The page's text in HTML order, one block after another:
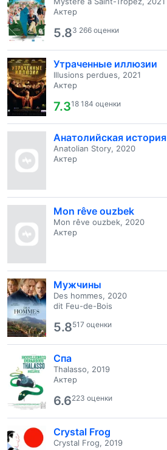
Актер
5.83 266 оценки
Утраченные иллюзии
Illusions perdues, 2021
Актер
7.318 184 оценки
Анатолийская история
Anatolian Story, 2020
Актер
Mon rêve ouzbek
Mon rêve ouzbek, 2020
Актер
Мужчины
Des hommes, 2020
dit Feu-de-Bois
5.8517 оценки
Спа
Thalasso, 2019
Актер
6.6223 оценки
Crystal Frog
Crystal Frog, 2019